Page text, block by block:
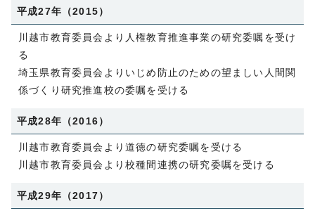
平成27年（2015）
川越市教育委員会より人権教育推進事業の研究委嘱を受け
る
埼玉県教育委員会よりいじめ防止のための望ましい人間関
係づくり研究推進校の委嘱を受ける
平成28年（2016）
川越市教育委員会より道徳の研究委嘱を受ける
川越市教育委員会より校種間連携の研究委嘱を受ける
平成29年（2017）